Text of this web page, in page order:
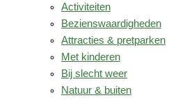
Activiteiten
Bezienswaardigheden
Attracties & pretparken
Met kinderen
Bij slecht weer
Natuur & buiten